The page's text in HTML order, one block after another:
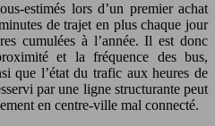
estimés lors d’un premier achat
de trajet en plus chaque jour
cumulées à l’année. Il est donc
et la fréquence des bus,
que l’état du trafic aux heures de
par une ligne structurante peut
en centre-ville mal connecté.